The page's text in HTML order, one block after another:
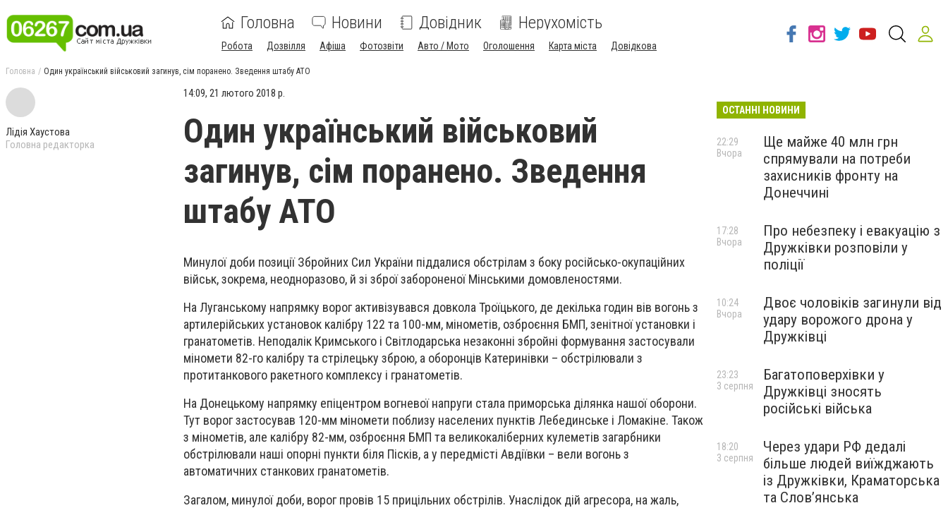
Головна Новини Довідник Нерухомість
Робота Дозвілля Афіша Фотозвіти Авто / Мото Оголошення Карта міста Довідкова
Головна Один український військовий загинув, сім поранено. Зведення штабу АТО
Лідія Хаустова
Головна редакторка
14:09, 21 лютого 2018 р.
Один український військовий
загинув, сім поранено. Зведення
штабу АТО
Минулої доби позиції Збройних Сил України піддалися обстрілам з боку російсько-окупаційних
військ, зокрема, неодноразово, й зі зброї забороненої Мінськими домовленостями.
На Луганському напрямку ворог активізувався довкола Троїцького, де декілька годин вів вогонь з
артилерійських установок калібру 122 та 100-мм, мінометів, озброєння БМП, зенітної установки і
гранатометів. Неподалік Кримського і Світлодарська незаконні збройні формування застосували
міномети 82-го калібру та стрілецьку зброю, а оборонців Катеринівки – обстрілювали з
протитанкового ракетного комплексу і гранатометів.
На Донецькому напрямку епіцентром вогневої напруги стала приморська ділянка нашої оборони.
Тут ворог застосував 120-мм міномети поблизу населених пунктів Лебединське і Ломакіне. Також
з мінометів, але калібру 82-мм, озброєння БМП та великокаліберних кулеметів загарбники
обстрілювали наші опорні пункти біля Пісків, а у передмісті Авдіївки – вели вогонь з
автоматичних станкових гранатометів.
Загалом, минулої доби, ворог провів 15 прицільних обстрілів. Унаслідок дій агресора, на жаль,
ОСТАННІ НОВИНИ
Ще майже 40 млн грн
спрямували на потреби
захисників фронту на
Донеччині
22:29
Вчора
Про небезпеку і евакуацію з
Дружківки розповіли у
поліції
17:28
Вчора
Двоє чоловіків загинули від
удару ворожого дрона у
Дружківці
10:24
Вчора
Багатоповерхівки у
Дружківці зносять
російські війська
23:23
3 серпня
Через удари РФ дедалі
більше людей виїжджають
із Дружківки, Краматорська
та Слов’янська
18:20
3 серпня